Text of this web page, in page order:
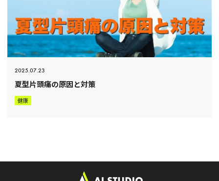
2025.07.23
夏型片頭痛の原因と対策
健康